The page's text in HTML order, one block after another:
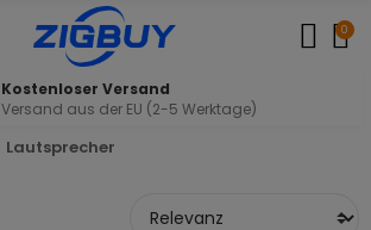
0
Kostenloser Versand
Versand aus der EU (2-5 Werktage)
Lautsprecher